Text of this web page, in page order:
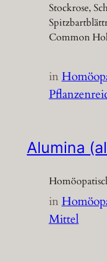
Stockrose,
Common
in
Alumina
in
Mittel